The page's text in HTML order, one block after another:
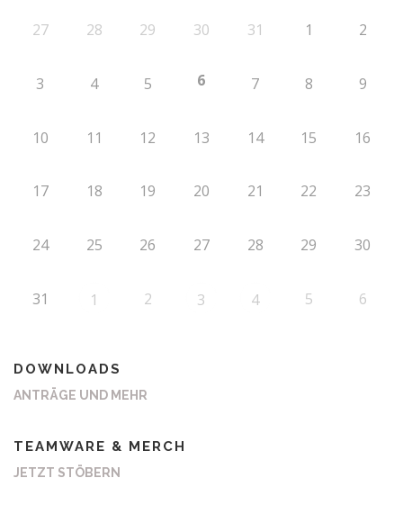
27 28 29 30 31 1 2
3 4 5 6 7 8 9
10 11 12 13 14 15 16
17 18 19 20 21 22 23
24 25 26 27 28 29 30
31 1 2 3 4 5 6
DOWNLOADS
ANTRÄGE UND MEHR
TEAMWARE & MERCH
JETZT STÖBERN